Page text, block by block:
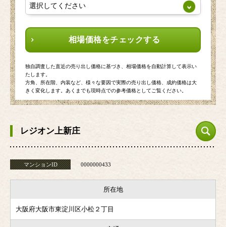
相場価格をチェックする
独自調査した直近の売り出し価格に基づき、相場価格を自動計算して表示い
たします。
方角、所在階、内装など、様々な要因で実際の売り出し価格、成約価格は大
きく変化します。あくまでも現時点での参考価格としてご覧ください。
レジオン上新庄
マンションID 0000000433
所在地
大阪府大阪市東淀川区小松２丁目